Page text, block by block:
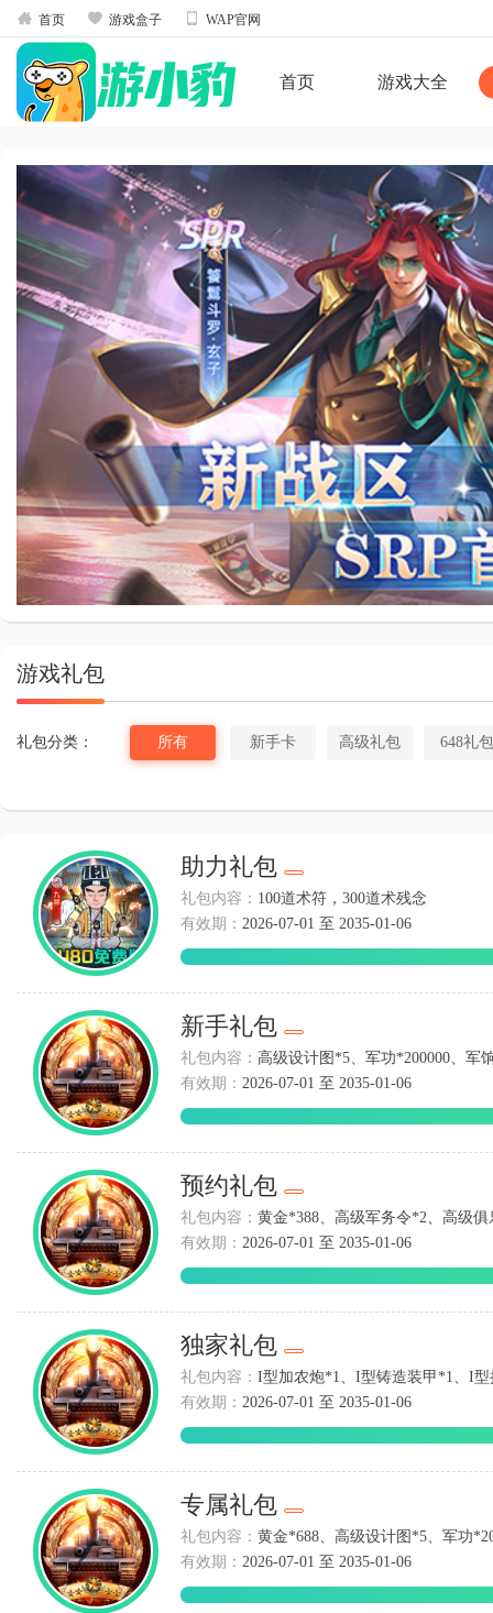
 首页  游戏盒子  WAP官网
首页 游戏大全
游戏礼包
礼包分类： 所有 新手卡 高级礼包 648礼包
助力礼包
礼包内容： 100道术符，300道术残念
有效期： 2026-07-01 至 2035-01-06
新手礼包
礼包内容： 高级设计图*5、军功*200000、军
有效期： 2026-07-01 至 2035-01-06
预约礼包
礼包内容： 黄金*388、高级军务令*2、高级
有效期： 2026-07-01 至 2035-01-06
独家礼包
礼包内容： I型加农炮*1、I型铸造装甲*1、I
有效期： 2026-07-01 至 2035-01-06
专属礼包
礼包内容： 黄金*688、高级设计图*5、军功
有效期： 2026-07-01 至 2035-01-06